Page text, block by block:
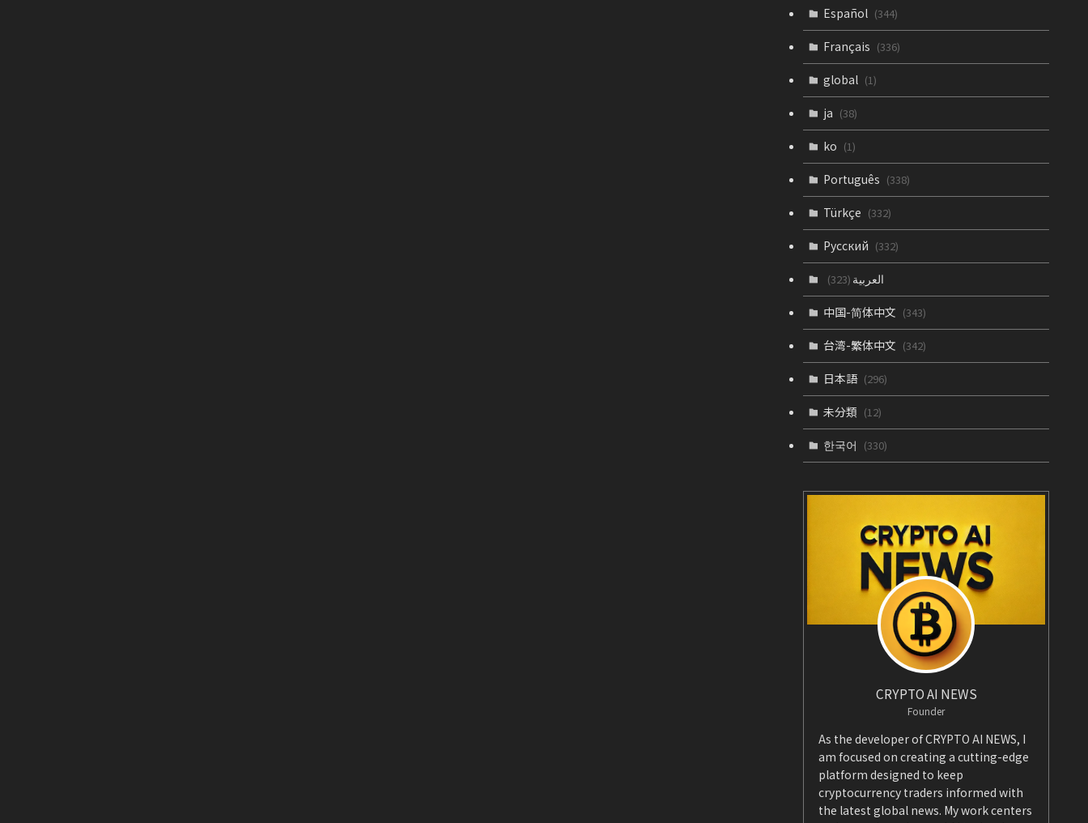
Español (344)
Français (336)
global (1)
ja (38)
ko (1)
Português (338)
Türkçe (332)
Русский (332)
العربية(323)
中国-简体中文 (343)
台湾-繁体中文 (342)
日本語 (296)
未分類 (12)
한국어 (330)
CRYPTO AI NEWS
Founder
As the developer of CRYPTO AI NEWS, I
am focused on creating a cutting-edge
platform designed to keep
cryptocurrency traders informed with
the latest global news. My work centers